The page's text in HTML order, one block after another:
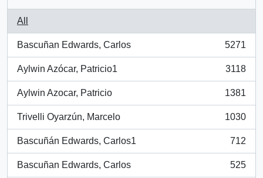
All
Bascuñan Edwards, Carlos
, 5271 results
5271
Aylwin Azócar, Patricio1
, 3118 results
3118
Aylwin Azocar, Patricio
, 1381 results
1381
Trivelli Oyarzún, Marcelo
, 1030 results
1030
Bascuñán Edwards, Carlos1
, 712 results
712
Bascuñan Edwards, Carlos
, 525 results
525